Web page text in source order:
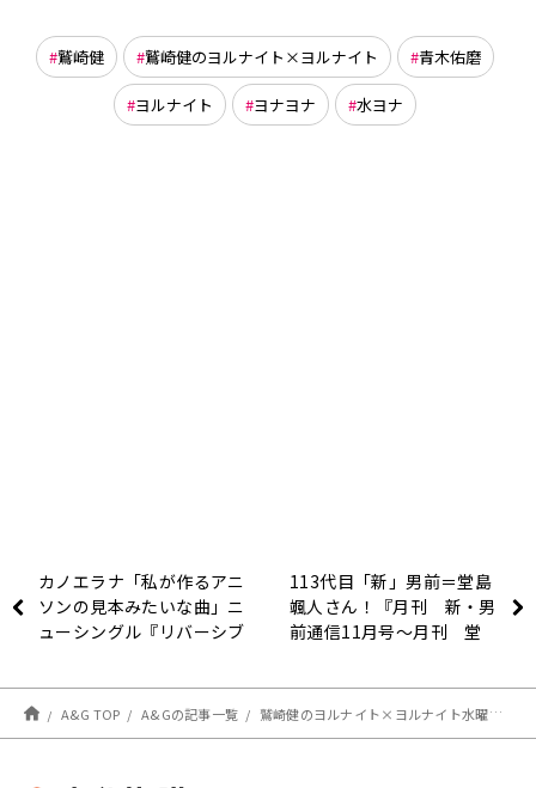
鷲崎健 鷲崎健のヨルナイト×ヨルナイト 青木佑磨
ヨルナイト ヨナヨナ 水ヨナ
カノエラナ「私が作るアニ
ソンの見本みたいな曲」ニ
ューシングル『リバーシブ
い！
113代目「新」男前＝堂島
颯人さん！『月刊 新・男
前通信11月号～月刊 堂
A&G TOP A&Gの記事一覧 鷲崎健のヨルナイト×ヨルナイト水曜日！ #１７７５ レポート